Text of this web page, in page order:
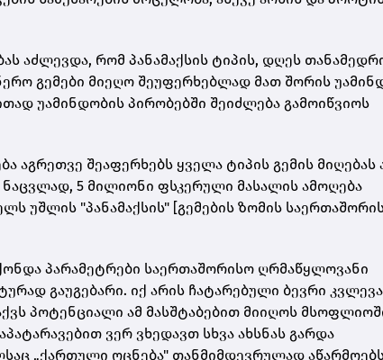
აძლევდა, რომ პანამაქსის ტიპის, დღეს
გემები მიეღო შეუფერხებლად მათ შორის
უამინდობის პირობებში შეიძლება გამოიწვიოს
აგრეთვე შეაფერხებს ყველა ტიპის გემის მიღებას
5 მილიონი ფსკერული მასალის ამოღება
უშლის "პანამაქსის" [გემების ზომის
პარამეტრები საერთაშორისო ღრმაწყლოვანი
გაუგებარი. იქ არის ჩატარებული ბევრი
პოტენციალი ამ მასშტაბებით მიიღოს
ვერ ვხედავთ სხვა ახსნას გარდა
„ქართული ოცნება" თანმიმდევრულად